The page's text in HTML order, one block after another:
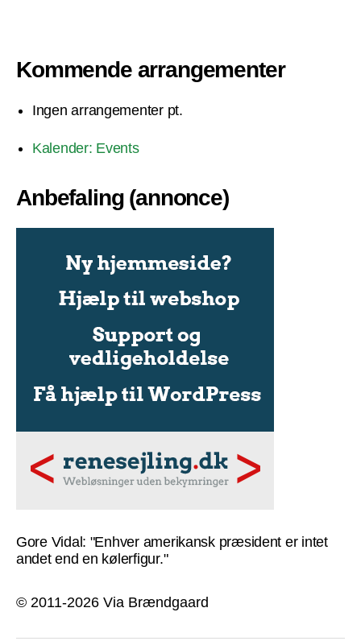
Kommende arrangementer
Ingen arrangementer pt.
Kalender: Events
Anbefaling (annonce)
Gore Vidal: "Enhver amerikansk præsident er intet
andet end en kølerfigur."
© 2011-2026 Via Brændgaard